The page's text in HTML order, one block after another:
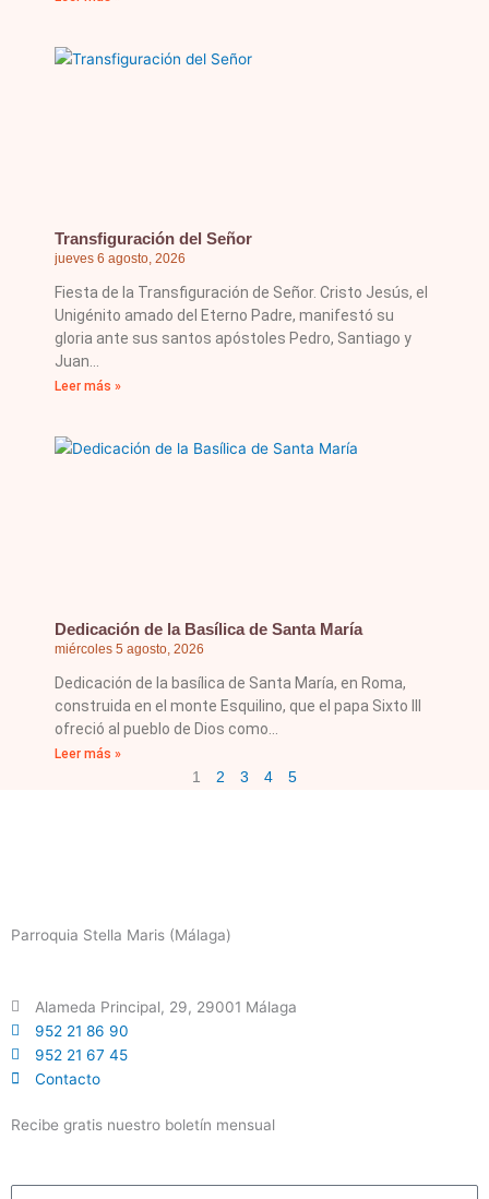
Transfiguración del Señor
jueves 6 agosto, 2026
Fiesta de la Transfiguración de Señor. Cristo Jesús, el
Unigénito amado del Eterno Padre, manifestó su
gloria ante sus santos apóstoles Pedro, Santiago y
Juan
Leer más »
Dedicación de la Basílica de Santa María
miércoles 5 agosto, 2026
Dedicación de la basílica de Santa María, en Roma,
construida en el monte Esquilino, que el papa Sixto III
ofreció al pueblo de Dios como
Leer más »
1 2 3 4 5
Parroquia Stella Maris (Málaga)
Alameda Principal, 29, 29001 Málaga
952 21 86 90
952 21 67 45
Contacto
Recibe gratis nuestro boletín mensual